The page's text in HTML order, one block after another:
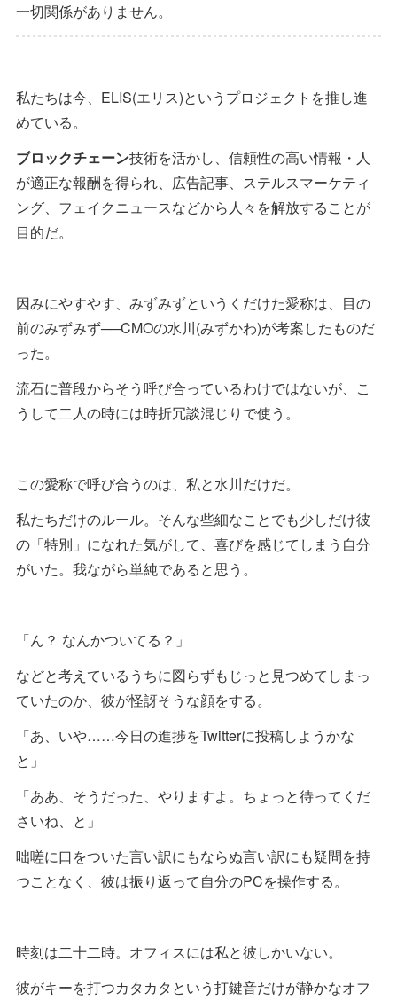
一切関係がありません。
私たちは今、ELIS(エリス)というプロジェクトを推し進
めている。
ブロックチェーン技術を活かし、信頼性の高い情報・人
が適正な報酬を得られ、広告記事、ステルスマーケティ
ング、フェイクニュースなどから人々を解放することが
目的だ。
因みにやすやす、みずみずというくだけた愛称は、目の
前のみずみず──CMOの水川(みずかわ)が考案したものだ
った。
流石に普段からそう呼び合っているわけではないが、こ
うして二人の時には時折冗談混じりで使う。
この愛称で呼び合うのは、私と水川だけだ。
私たちだけのルール。そんな些細なことでも少しだけ彼
の「特別」になれた気がして、喜びを感じてしまう自分
がいた。我ながら単純であると思う。
「ん？ なんかついてる？」
などと考えているうちに図らずもじっと見つめてしまっ
ていたのか、彼が怪訝そうな顔をする。
「あ、いや……今日の進捗をTwitterに投稿しようかな
と」
「ああ、そうだった、やりますよ。ちょっと待ってくだ
さいね、と」
咄嗟に口をついた言い訳にもならぬ言い訳にも疑問を持
つことなく、彼は振り返って自分のPCを操作する。
時刻は二十二時。オフィスには私と彼しかいない。
彼がキーを打つカタカタという打鍵音だけが静かなオフ